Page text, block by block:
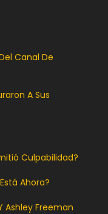
Canal De
A Sus
Culpabilidad?
Ahora?
Ashley Freeman